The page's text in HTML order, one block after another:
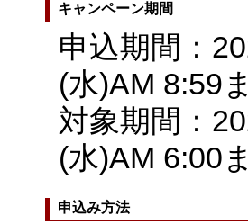
キャンペーン期間
申込期間：
(水)AM 8:59
対象期間：
(水)AM 6:00
申込み方法